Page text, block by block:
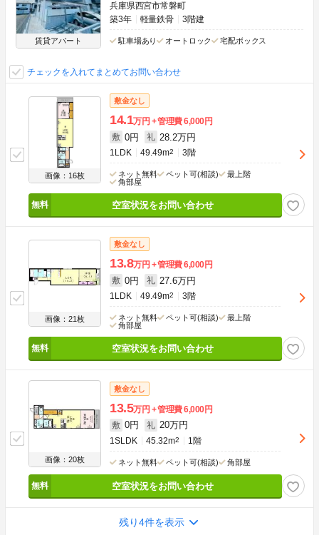
賃貸アパート
兵庫県西宮市常磐町
築3年
軽量鉄骨 3階建
駐車場あり オートロック 宅配ボックス
チェックを入れてまとめてお問い合わせ
画像：16枚
敷金なし
14.1万円 管理費6,000円
敷 0円 礼 28.2万円
1LDK 49.49m2 3階
ネット無料 ペット可(相談)
最上階
角部屋
空室状況をお問い合わせ
画像：21枚
敷金なし
13.8万円 管理費6,000円
敷 0円 礼 27.6万円
1LDK 49.49m2 3階
ネット無料 ペット可(相談)
最上階
角部屋
空室状況をお問い合わせ
画像：20枚
敷金なし
13.5万円 管理費6,000円
敷 0円 礼 20万円
1SLDK 45.32m2 1階
ネット無料 ペット可(相談) 角部屋
空室状況をお問い合わせ
残り4件を表示